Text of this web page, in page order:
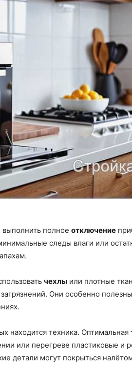
полное отключение
следы влаги или
чехлы или плотные
Они особенно
находится техника. Оптимальная
или перегреве пластиковые и
детали могут покрыться